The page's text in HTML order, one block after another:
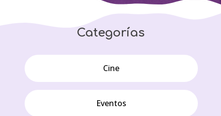
Categorías
Cine
Eventos